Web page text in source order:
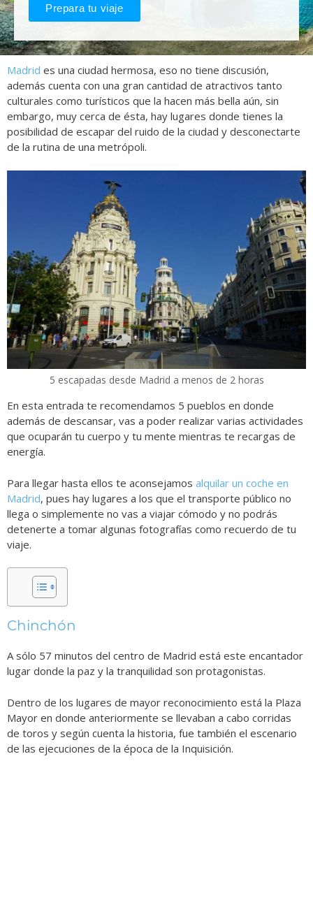
Prepara tu viaje
Madrid es una ciudad hermosa, eso no tiene discusión,
además cuenta con una gran cantidad de atractivos tanto
culturales como turísticos que la hacen más bella aún, sin
embargo, muy cerca de ésta, hay lugares donde tienes la
posibilidad de escapar del ruido de la ciudad y desconectarte
de la rutina de una metrópoli.
5 escapadas desde Madrid a menos de 2 horas
En esta entrada te recomendamos 5 pueblos en donde
además de descansar, vas a poder realizar varias actividades
que ocuparán tu cuerpo y tu mente mientras te recargas de
energía.
Para llegar hasta ellos te aconsejamos alquilar un coche en
Madrid, pues hay lugares a los que el transporte público no
llega o simplemente no vas a viajar cómodo y no podrás
detenerte a tomar algunas fotografías como recuerdo de tu
viaje.
Chinchón
A sólo 57 minutos del centro de Madrid está este encantador
lugar donde la paz y la tranquilidad son protagonistas.
Dentro de los lugares de mayor reconocimiento está la Plaza
Mayor en donde anteriormente se llevaban a cabo corridas
de toros y según cuenta la historia, fue también el escenario
de las ejecuciones de la época de la Inquisición.